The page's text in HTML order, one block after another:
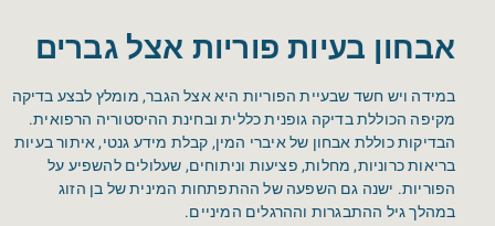
אבחון בעיות פוריות אצל גברים
במידה ויש חשד שבעיית הפוריות היא אצל הגבר, מומלץ לבצע בדיקה
מקיפה הכוללת בדיקה גופנית כללית ובחינת ההיסטוריה הרפואית.
הבדיקות כוללת אבחון של איברי המין, קבלת מידע גנטי, איתור בעיות
בריאות כרוניות, מחלות, פציעות וניתוחים, שעלולים להשפיע על
הפוריות. ישנה גם השפעה של ההתפתחות המינית של בן הזוג
במהלך גיל ההתבגרות וההרגלים המיניים.